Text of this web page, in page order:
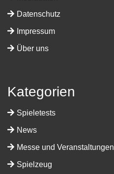
Datenschutz
Impressum
Über uns
Kategorien
Spieletests
News
Messe und Veranstaltungen
Spielzeug